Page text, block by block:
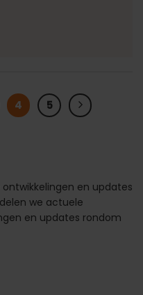
4 5
en updates
we actuele
en updates rondom